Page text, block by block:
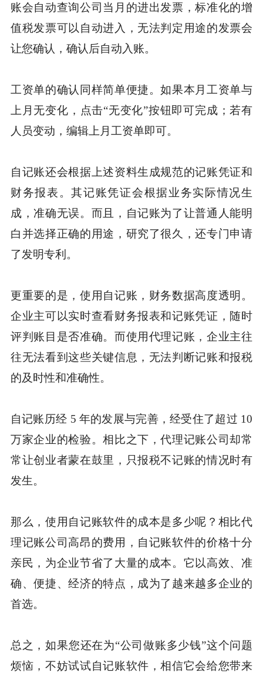
账会自动查询公司当月的进出发票，标准化的增
值税发票可以自动进入，无法判定用途的发票会
让您确认，确认后自动入账。
工资单的确认同样简单便捷。如果本月工资单与
上月无变化，点击“无变化”按钮即可完成；若有
人员变动，编辑上月工资单即可。
自记账还会根据上述资料生成规范的记账凭证和
财务报表。其记账凭证会根据业务实际情况生
成，准确无误。而且，自记账为了让普通人能明
白并选择正确的用途，研究了很久，还专门申请
了发明专利。
更重要的是，使用自记账，财务数据高度透明。
企业主可以实时查看财务报表和记账凭证，随时
评判账目是否准确。而使用代理记账，企业主往
往无法看到这些关键信息，无法判断记账和报税
的及时性和准确性。
自记账历经 5 年的发展与完善，经受住了超过 10
万家企业的检验。相比之下，代理记账公司却常
常让创业者蒙在鼓里，只报税不记账的情况时有
发生。
那么，使用自记账软件的成本是多少呢？相比代
理记账公司高昂的费用，自记账软件的价格十分
亲民，为企业节省了大量的成本。它以高效、准
确、便捷、经济的特点，成为了越来越多企业的
首选。
总之，如果您还在为“公司做账多少钱”这个问题
烦恼，不妨试试自记账软件，相信它会给您带来